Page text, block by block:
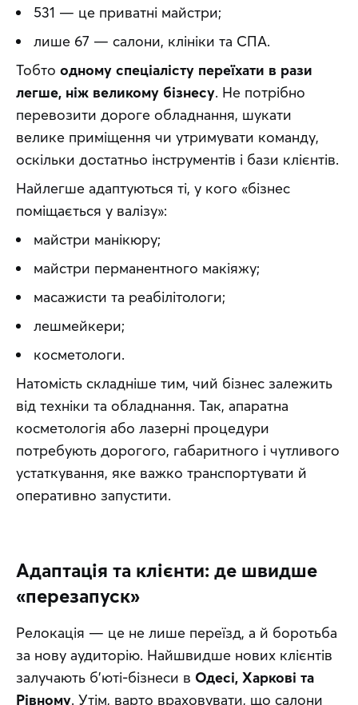
531 — це приватні майстри;
лише 67 — салони, клініки та СПА.
Тобто одному спеціалісту переїхати в рази
легше, ніж великому бізнесу. Не потрібно
перевозити дороге обладнання, шукати
велике приміщення чи утримувати команду,
оскільки достатньо інструментів і бази клієнтів.
Найлегше адаптуються ті, у кого «бізнес
поміщається у валізу»:
майстри манікюру;
майстри перманентного макіяжу;
масажисти та реабілітологи;
лешмейкери;
косметологи.
Натомість складніше тим, чий бізнес залежить
від техніки та обладнання. Так, апаратна
косметологія або лазерні процедури
потребують дорогого, габаритного і чутливого
устаткування, яке важко транспортувати й
оперативно запустити.
Адаптація та клієнти: де швидше
«перезапуск»
Релокація — це не лише переїзд, а й боротьба
за нову аудиторію. Найшвидше нових клієнтів
залучають б’юті-бізнеси в Одесі, Харкові та
Рівному. Утім, варто враховувати, що салони